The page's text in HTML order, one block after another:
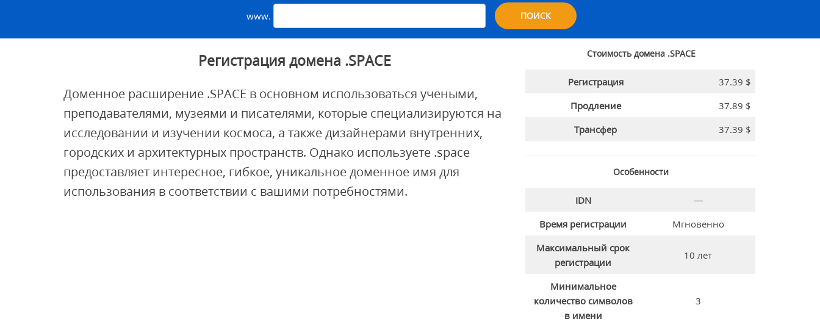
www. ПОИСК
Регистрация домена .SPACE
Доменное расширение .SPACE в основном использоваться учеными,
преподавателями, музеями и писателями, которые специализируются на
исследовании и изучении космоса, а также дизайнерами внутренних,
городских и архитектурных пространств. Однако используете .space
предоставляет интересное, гибкое, уникальное доменное имя для
использования в соответствии с вашими потребностями.
Стоимость домена .SPACE
Регистрация
37.39 $
Продление
37.89 $
Трансфер
37.39 $
Особенности
IDN
—
Время регистрации
Мгновенно
Максимальный срок
регистрации
10 лет
Минимальное
количество символов
в имени
3